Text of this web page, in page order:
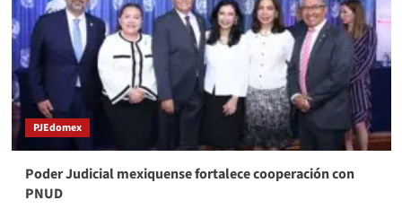
PJEdomex
Poder Judicial mexiquense fortalece cooperación con
PNUD